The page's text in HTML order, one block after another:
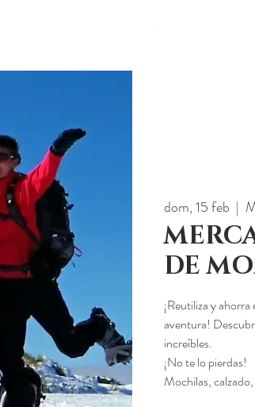
dom, 15 feb
  |
DE
¡Reutiliza y
aventura!
increíbles.
¡No te lo pierdas!
Mochilas,